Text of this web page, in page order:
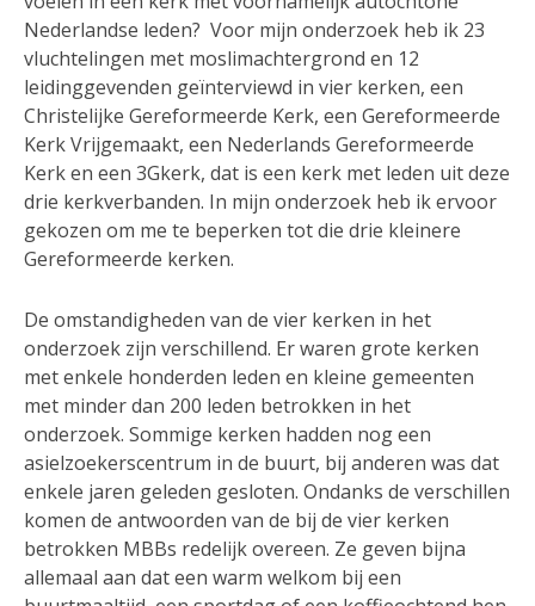
Nederlandse leden? Voor mijn onderzoek heb ik 23
vluchtelingen met moslimachtergrond en 12
leidinggevenden geïnterviewd in vier kerken, een
Christelijke Gereformeerde Kerk, een Gereformeerde
Kerk Vrijgemaakt, een Nederlands Gereformeerde
Kerk en een 3Gkerk, dat is een kerk met leden uit deze
drie kerkverbanden. In mijn onderzoek heb ik ervoor
gekozen om me te beperken tot die drie kleinere
Gereformeerde kerken.
De omstandigheden van de vier kerken in het
onderzoek zijn verschillend. Er waren grote kerken
met enkele honderden leden en kleine gemeenten
met minder dan 200 leden betrokken in het
onderzoek. Sommige kerken hadden nog een
asielzoekerscentrum in de buurt, bij anderen was dat
enkele jaren geleden gesloten. Ondanks de verschillen
komen de antwoorden van de bij de vier kerken
betrokken MBBs redelijk overeen. Ze geven bijna
allemaal aan dat een warm welkom bij een